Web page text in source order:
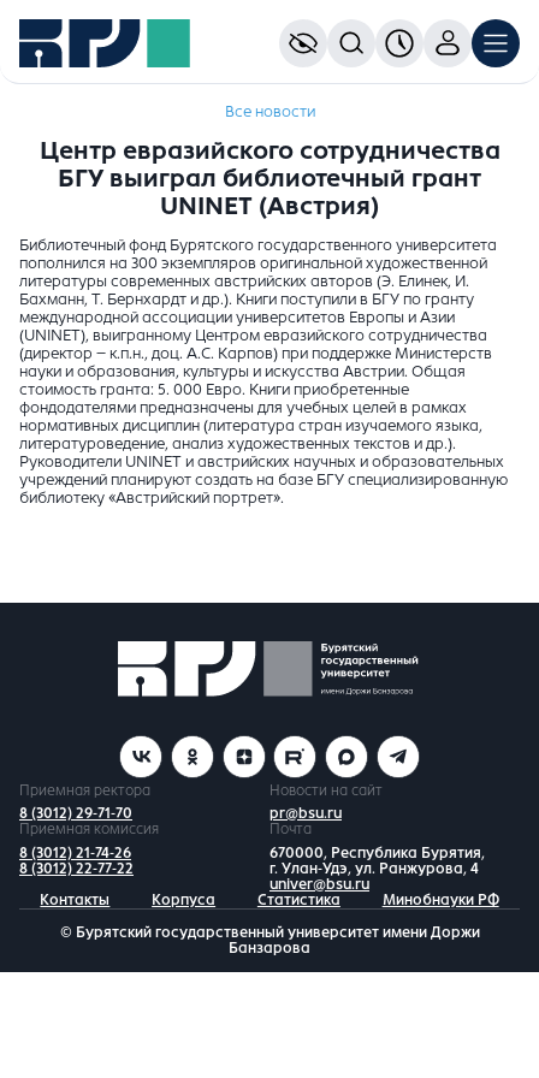
Все новости
Центр евразийского сотрудничества
БГУ выиграл библиотечный грант
UNINET (Австрия)
Библиотечный фонд Бурятского государственного университета
пополнился на 300 экземпляров оригинальной художественной
литературы современных австрийских авторов (Э. Елинек, И.
Бахманн, Т. Бернхардт и др.). Книги поступили в БГУ по гранту
международной ассоциации университетов Европы и Азии
(UNINET), выигранному Центром евразийского сотрудничества
(директор – к.п.н., доц. А.С. Карпов) при поддержке Министерств
науки и образования, культуры и искусства Австрии. Общая
стоимость гранта: 5. 000 Евро. Книги приобретенные
фондодателями предназначены для учебных целей в рамках
нормативных дисциплин (литература стран изучаемого языка,
литературоведение, анализ художественных текстов и др.).
Руководители UNINET и австрийских научных и образовательных
учреждений планируют создать на базе БГУ специализированную
библиотеку «Австрийский портрет».
Приемная ректора
8 (3012) 29-71-70
Новости на сайт
pr@bsu.ru
Приемная комиссия
8 (3012) 21-74-26
8 (3012) 22-77-22
Почта
670000, Республика Бурятия,
г. Улан-Удэ, ул. Ранжурова, 4
univer@bsu.ru
Контакты
Корпуса Статистика Минобнауки РФ
© Бурятский государственный университет имени Доржи
Банзарова